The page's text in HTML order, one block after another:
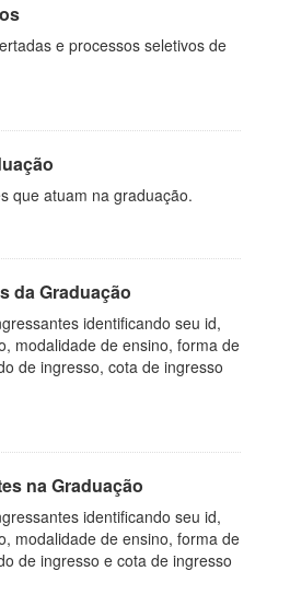
e processos seletivos de
que atuam na graduação.
da Graduação
identificando seu id,
modalidade de ensino, forma de
de ingresso, cota de ingresso
na Graduação
identificando seu id,
modalidade de ensino, forma de
de ingresso e cota de ingresso